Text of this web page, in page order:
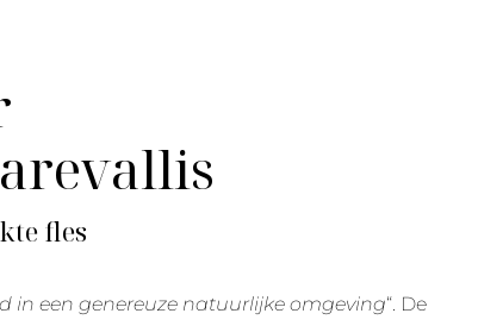
fles
in een genereuze natuurlijke omgeving“. De